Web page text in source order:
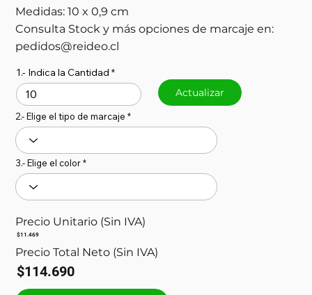
Medidas: 10 x 0,9 cm
Consulta Stock y más opciones de marcaje en:
pedidos@reideo.cl
1.- Indica la Cantidad
Actualizar
2.- Elige el tipo de marcaje
3.- Elige el color
Precio Unitario (Sin IVA)
$11.469
Precio Total Neto (Sin IVA)
$114.690